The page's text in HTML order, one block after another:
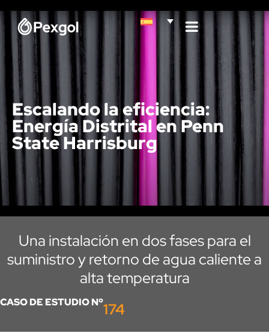
Escalando la eficiencia:
Energía Distrital en Penn
State Harrisburg
Una instalación en dos fases para el
suministro y retorno de agua caliente a
alta temperatura
CASO DE ESTUDIO Nº174